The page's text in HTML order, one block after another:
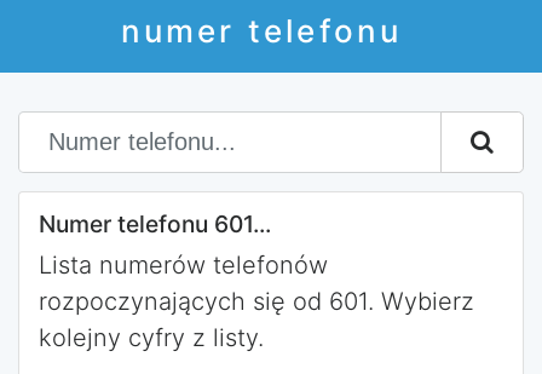
numer telefonu
Numer telefonu 601...
Lista numerów telefonów
rozpoczynających się od 601. Wybierz
kolejny cyfry z listy.